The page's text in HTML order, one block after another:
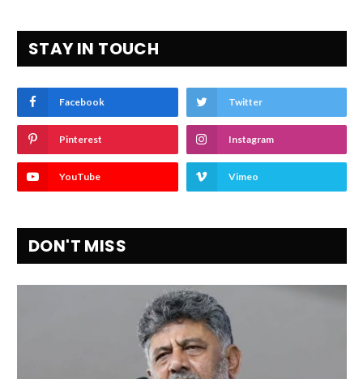
STAY IN TOUCH
Facebook Twitter
Pinterest Instagram
YouTube Vimeo
DON'T MISS